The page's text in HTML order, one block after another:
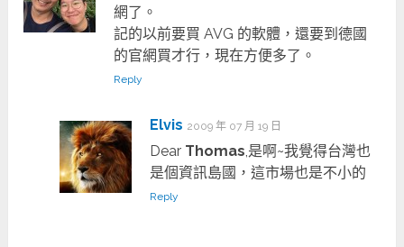
網了。
記的以前要買 AVG 的軟體，還要到德國
的官網買才行，現在方便多了。
Reply
Elvis 2009 年 07 月 19 日
Dear Thomas ,是啊~我覺得台灣也
是個資訊島國，這市場也是不小的
Reply